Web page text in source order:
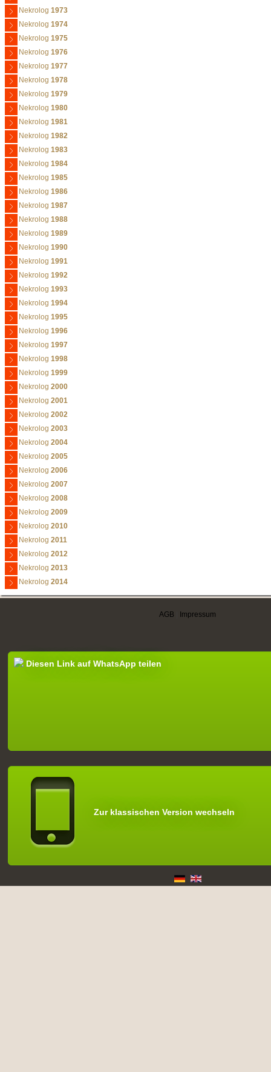
Nekrolog 1973
Nekrolog 1974
Nekrolog 1975
Nekrolog 1976
Nekrolog 1977
Nekrolog 1978
Nekrolog 1979
Nekrolog 1980
Nekrolog 1981
Nekrolog 1982
Nekrolog 1983
Nekrolog 1984
Nekrolog 1985
Nekrolog 1986
Nekrolog 1987
Nekrolog 1988
Nekrolog 1989
Nekrolog 1990
Nekrolog 1991
Nekrolog 1992
Nekrolog 1993
Nekrolog 1994
Nekrolog 1995
Nekrolog 1996
Nekrolog 1997
Nekrolog 1998
Nekrolog 1999
Nekrolog 2000
Nekrolog 2001
Nekrolog 2002
Nekrolog 2003
Nekrolog 2004
Nekrolog 2005
Nekrolog 2006
Nekrolog 2007
Nekrolog 2008
Nekrolog 2009
Nekrolog 2010
Nekrolog 2011
Nekrolog 2012
Nekrolog 2013
Nekrolog 2014
AGB Impressum
Diesen Link auf WhatsApp teilen
Zur klassischen Version wechseln